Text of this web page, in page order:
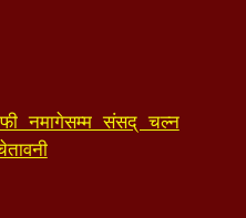
नमागेसम्म संसद् चल्न